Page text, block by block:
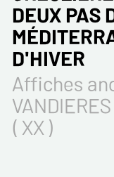
DEUX PAS
D'HIVER
Affiches
VANDIERES
( XX )